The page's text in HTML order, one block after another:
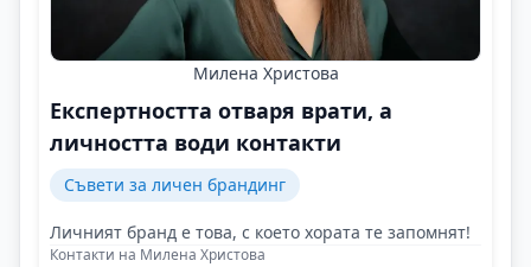
Милена Христова
Експертността отваря врати, а
личността води контакти
Съвети за личен брандинг
Личният бранд е това, с което хората те запомнят!
Контакти на Милена Христова